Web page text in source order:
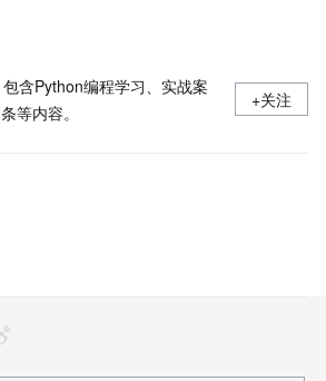
含Python编程学习、实战案
等内容。
+关注